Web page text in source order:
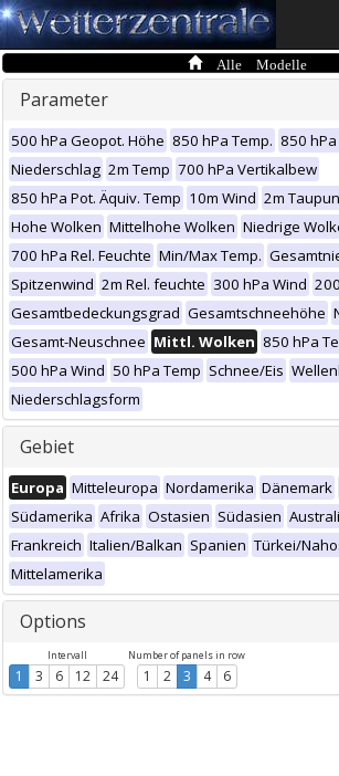
Alle Modelle
Parameter
500 hPa Geopot. Höhe 850 hPa Temp. 850
Niederschlag 2m Temp 700 hPa Vertikalbew
850 hPa Pot. Äquiv. Temp 10m Wind 2m
Hohe Wolken Mittelhohe Wolken Niedrige
700 hPa Rel. Feuchte Min/Max Temp.
Spitzenwind 2m Rel. feuchte 300 hPa Wind
Gesamtbedeckungsgrad Gesamtschneehöhe
Gesamt-Neuschnee Mittl. Wolken 850 hPa
500 hPa Wind 50 hPa Temp Schnee/Eis
Niederschlagsform
Gebiet
Europa Mitteleuropa Nordamerika Dänemark
Südamerika Afrika Ostasien Südasien
Frankreich Italien/Balkan Spanien Türkei/
Mittelamerika
Options
Intervall
1 3 6 12 24
Number of panels in row
1 2 3 4 6